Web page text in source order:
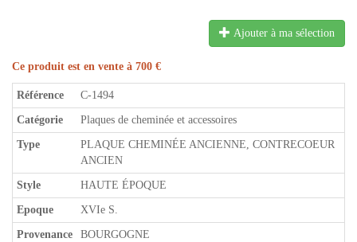
Ajouter à ma sélection
Ce produit est en vente à 700 €
Référence C-1494
Catégorie Plaques de cheminée et accessoires
Type
PLAQUE CHEMINÉE ANCIENNE, CONTRECOEUR
ANCIEN
Style HAUTE ÉPOQUE
Epoque XVIe S.
Provenance BOURGOGNE